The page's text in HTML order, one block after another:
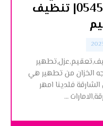
الشارقة |0545307678| تنظيف
الخزان من تطهير هي
فلدينا امهر
...